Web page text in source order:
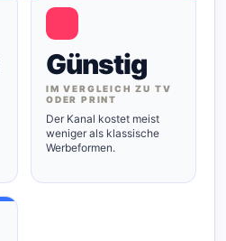
Günstig
IM VERGLEICH ZU TV
ODER PRINT
Der Kanal kostet meist
weniger als klassische
Werbeformen.